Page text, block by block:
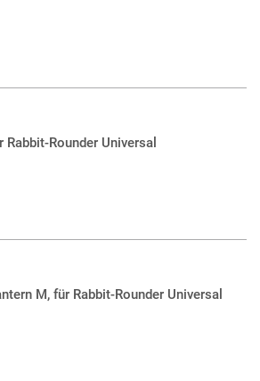
Rabbit-Rounder Universal
M, für Rabbit-Rounder Universal